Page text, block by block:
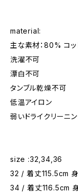
material:
主な素材：80% コ
洗濯不可
漂白不可
タンブル乾燥不可
低温アイロン
弱いドライクリーニ
size :32,34,36
32 / 着丈115.5cm
34 / 着丈116.5cm